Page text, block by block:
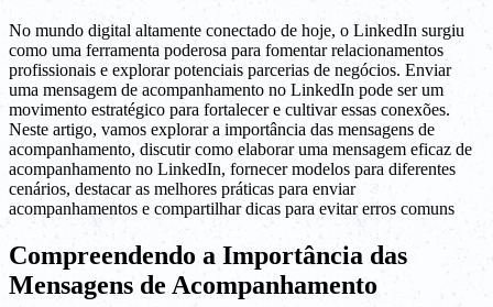
No mundo digital altamente conectado de hoje, o LinkedIn surgiu
como uma ferramenta poderosa para fomentar relacionamentos
profissionais e explorar potenciais parcerias de negócios. Enviar
uma mensagem de acompanhamento no LinkedIn pode ser um
movimento estratégico para fortalecer e cultivar essas conexões.
Neste artigo, vamos explorar a importância das mensagens de
acompanhamento, discutir como elaborar uma mensagem eficaz de
acompanhamento no LinkedIn, fornecer modelos para diferentes
cenários, destacar as melhores práticas para enviar
acompanhamentos e compartilhar dicas para evitar erros comuns
Compreendendo a Importância das
Mensagens de Acompanhamento